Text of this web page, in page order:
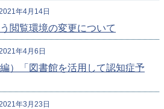
年4月14日
閲覧環境の変更について
年4月6日
）「図書館を活用して認知症予
年3月23日